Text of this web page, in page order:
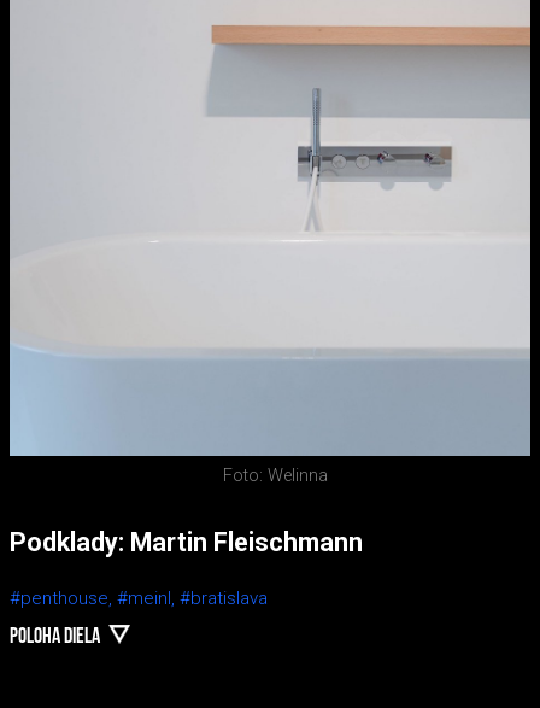
Foto: Welinna
Podklady: Martin Fleischmann
#penthouse, #meinl, #bratislava
POLOHA DIELA